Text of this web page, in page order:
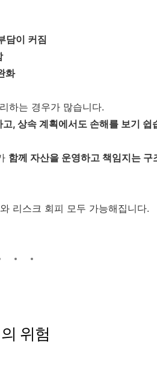
담이 커짐
화
하는 경우가 많습니다.
, 상속 계획에서도 손해를 보기 쉽
함께 자산을 운영하고 책임지는 구
리스크 회피 모두 가능해집니다.
위험